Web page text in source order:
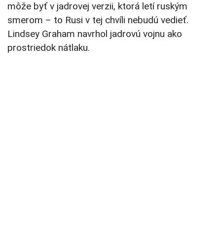
môže byť v jadrovej verzii, ktorá letí ruským
smerom – to Rusi v tej chvíli nebudú vedieť.
Lindsey Graham navrhol jadrovú vojnu ako
prostriedok nátlaku.